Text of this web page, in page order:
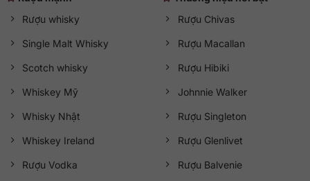
Rượu whisky
Single Malt Whisky
Scotch whisky
Whiskey Mỹ
Whisky Nhật
Whiskey Ireland
Rượu Vodka
Rượu Chivas
Rượu Macallan
Rượu Hibiki
Johnnie Walker
Rượu Singleton
Rượu Glenlivet
Rượu Balvenie